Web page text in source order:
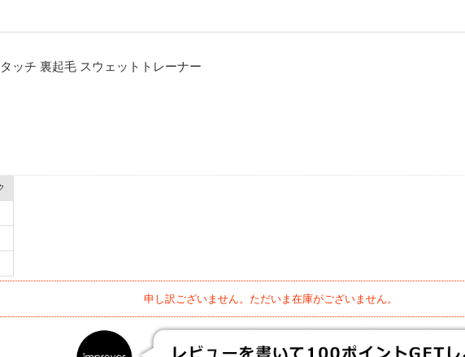
ッチ 裏起毛 スウェットトレーナー
申し訳ございません。ただいま在庫がございません。